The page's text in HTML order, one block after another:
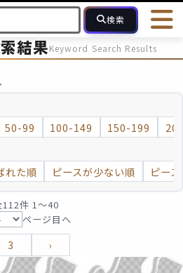
検索
会員登録
ログイン
最近投稿され
16～49 50～99 100
結果Keyword Search Results
50-99 100-149 150-199
れた順 ピースが少ない順 ピー
112件 1〜40
ページ目へ
3 ›